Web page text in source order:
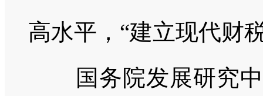
高水平，“建立现代财
国务院发展研究中